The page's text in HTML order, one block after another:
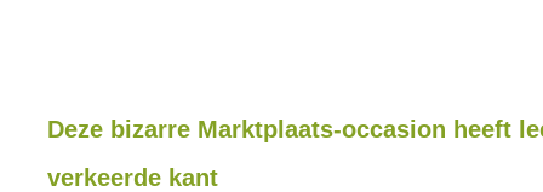
Deze bizarre Marktplaats-occasion heeft
verkeerde kant